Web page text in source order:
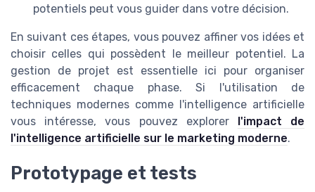
potentiels peut vous guider dans votre décision.
En suivant ces étapes, vous pouvez affiner vos idées et
choisir celles qui possèdent le meilleur potentiel. La
gestion de projet est essentielle ici pour organiser
efficacement chaque phase. Si l'utilisation de
techniques modernes comme l'intelligence artificielle
vous intéresse, vous pouvez explorer
l'impact de
l'intelligence artificielle sur le marketing moderne.
Prototypage et tests